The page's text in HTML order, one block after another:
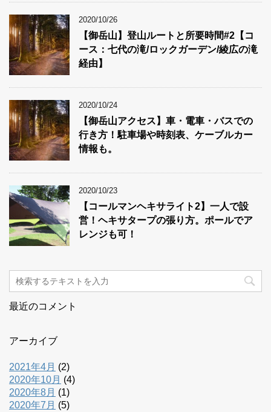
2020/10/26
【御岳山】登山ルートと所要時間#2【コ
ース：七代の滝/ロックガーデン/綾広の滝
経由】
2020/10/24
【御岳山アクセス】車・電車・バスでの
行き方！駐車場や時刻表、ケーブルカー
情報も。
2020/10/23
【コールマンヘキサライト2】一人で設
営！ヘキサタープの張り方。ポールでア
レンジも可！
最近のコメント
アーカイブ
2021年4月 (2)
2020年10月 (4)
2020年8月 (1)
2020年7月 (5)